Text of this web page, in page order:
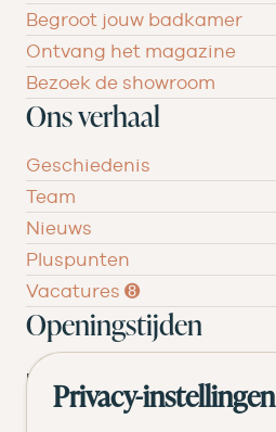
Begroot jouw badkamer
Ontvang het magazine
Bezoek de showroom
Ons verhaal
Geschiedenis
Team
Nieuws
Pluspunten
Vacatures ➑
Openingstijden
DI 09.00 tot 17.30
Privacy-instellingen